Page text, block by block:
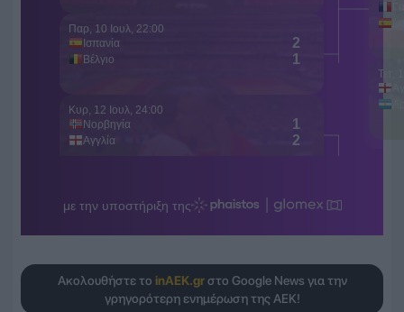
Ακολουθήστε το inAEK.grστο Google News για την
γρηγορότερη ενημέρωση της ΑΕΚ!